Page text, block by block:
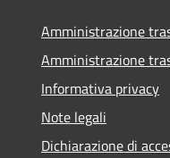
Amministrazione
Amministrazione
Informativa privacy
Note legali
Dichiarazione di